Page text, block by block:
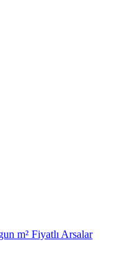
m² Fiyatlı Arsalar